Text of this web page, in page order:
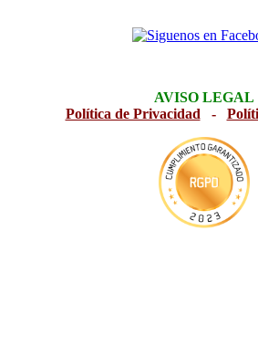
AVISO LEGAL
Política de Privacidad -